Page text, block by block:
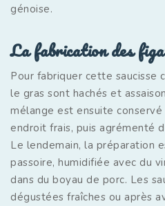
génoise.
La fabrication des
Pour fabriquer cette saucisse
le gras sont hachés et
mélange est ensuite
endroit frais, puis agrémenté
Le lendemain, la préparation
passoire, humidifiée avec du
dans du boyau de porc. Les
dégustées fraîches ou après